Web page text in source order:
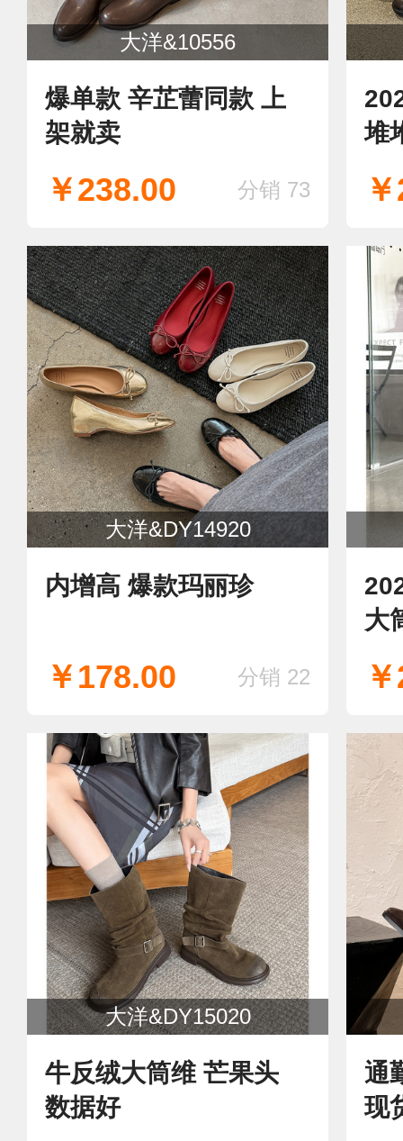
大洋&10556
爆单款 辛芷蕾同款 上
架就卖
￥238.00 分销 73
堆
大洋&DY14920
内增高 爆款玛丽珍
￥178.00 分销 22
大
大洋&DY15020
牛反绒大筒维 芒果头
数据好
通
现